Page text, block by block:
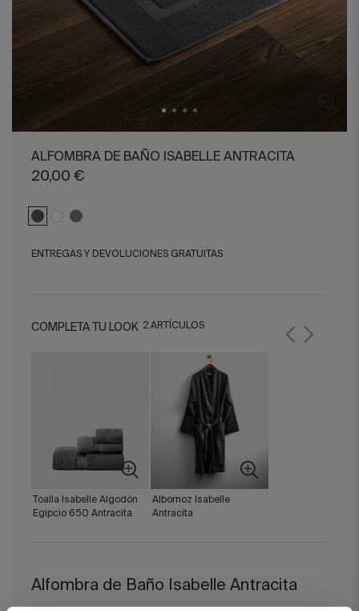
ALFOMBRA DE BAÑO ISABELLE ANTRACITA
20,00 €
ENTREGAS Y DEVOLUCIONES GRATUITAS
COMPLETA TU LOOK 2 ARTÍCULOS
Toalla Isabelle Algodón
Egipcio 650 Antracita
Albornoz Isabelle
Antracita
Alfombra de Baño Isabelle Antracita